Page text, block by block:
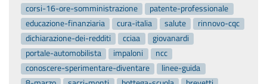
corsi-16-ore-somministrazione
patente-professionale
educazione-finanziaria
cura-italia salute
rinnovo-cqc
dichiarazione-dei-redditi
cciaa
giovanardi
portale-automobilista
impaloni
ncc
conoscere-sperimentare-diventare
linee-guida